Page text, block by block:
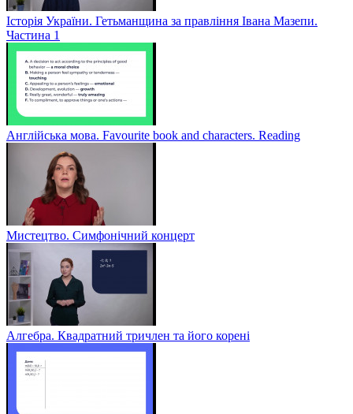
Історія України. Гетьманщина за правління Івана Мазепи.
Частина 1
Англійська мова. Favourite book and characters. Reading
Мистецтво. Симфонічний концерт
Алгебра. Квадратний тричлен та його корені